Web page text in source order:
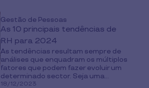
Gestão de Pessoas
As 10 principais tendências de
RH para 2024
As tendências resultam sempre de
análises que enquadram os múltiplos
fatores que podem fazer evoluir um
determinado sector. Seja uma...
18/12/2023